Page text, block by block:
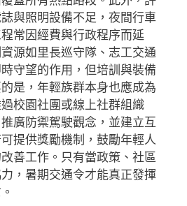
與照明設備不足，夜間行車
常因經費與行政程序而延
源如里長巡守隊、志工交通
守望的作用，但培訓與裝備
是，年輕族群本身也應成為
校園社團或線上社群組織
推廣防禦駕駛觀念，並建立互
提供獎勵機制，鼓勵年輕人
善工作。只有當政策、社區
，暑期交通令才能真正發揮